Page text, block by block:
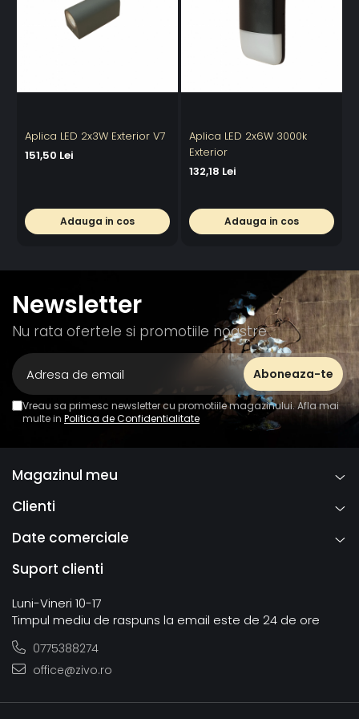
Aplica LED 2x3W Exterior V7
151,50 Lei
Adauga in cos
Aplica LED 2x6W 3000k
Exterior
132,18 Lei
Adauga in cos
Newsletter
Nu rata ofertele si promotiile noastre
Vreau sa primesc newsletter cu promotiile magazinului. Afla mai
multe in Politica de Confidentialitate
Magazinul meu
Clienti
Date comerciale
Suport clienti
Luni-Vineri 10-17
Timpul mediu de raspuns la email este de 24 de ore
0775388274
office@zivo.ro